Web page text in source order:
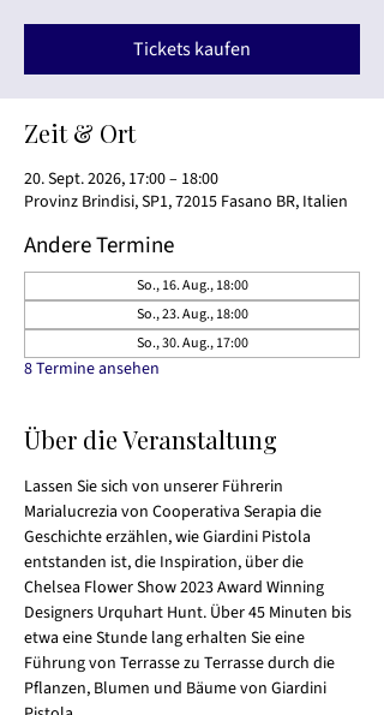
Tickets kaufen
Zeit & Ort
20. Sept. 2026, 17:00 – 18:00
Provinz Brindisi, SP1, 72015 Fasano BR, Italien
Andere Termine
So., 16. Aug., 18:00
So., 23. Aug., 18:00
So., 30. Aug., 17:00
8 Termine ansehen
Über die Veranstaltung
Lassen Sie sich von unserer Führerin
Marialucrezia von Cooperativa Serapia die
Geschichte erzählen, wie Giardini Pistola
entstanden ist, die Inspiration, über die
Chelsea Flower Show 2023 Award Winning
Designers Urquhart Hunt. Über 45 Minuten bis
etwa eine Stunde lang erhalten Sie eine
Führung von Terrasse zu Terrasse durch die
Pflanzen, Blumen und Bäume von Giardini